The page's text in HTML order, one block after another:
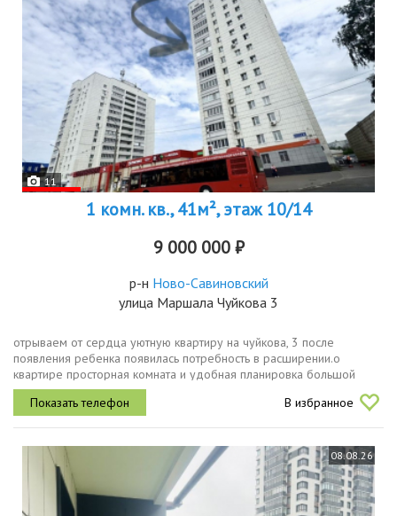
11
1 комн. кв., 41м², этаж 10/14
9 000 000 ₽
р-н Ново-Савиновский
улица Маршала Чуйкова 3
отрываем от сердца уютную квартиру на чуйкова, 3 после
появления ребенка появилась потребность в расширении.о
квартире просторная комната и удобная планировка большой
балкон установлен кондиционер кирпичный дом с отличной
шумоизоляцией комфортный...
В избранное
08.08.26